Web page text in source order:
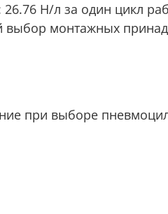
Н/л за один цикл
монтажных
при выборе